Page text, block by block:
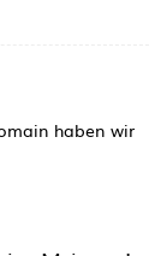
haben wir